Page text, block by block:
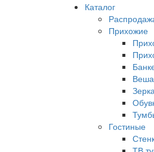
Каталог
Прихожие
Гостиные